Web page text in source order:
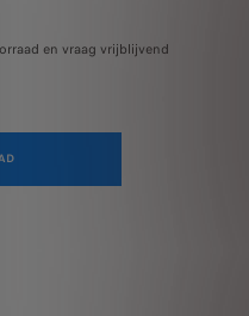
en vraag vrijblijvend